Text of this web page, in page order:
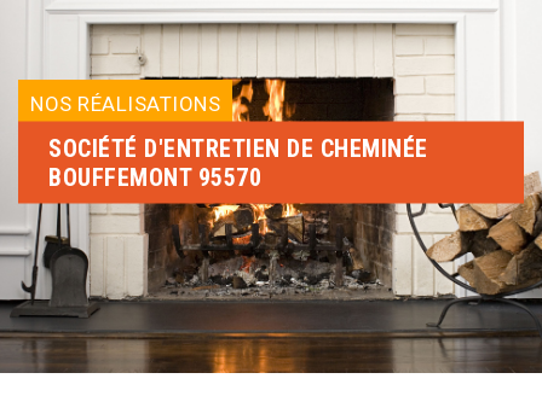
NOS RÉALISATIONS
SOCIÉTÉ D'ENTRETIEN DE CHEMINÉE
BOUFFEMONT 95570